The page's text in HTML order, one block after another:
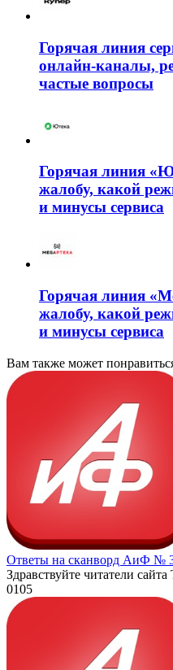
Горячая линия
онлайн-каналы,
частые вопросы
Горячая линия
жалобу, какой
и минусы сервиса
Горячая линия
жалобу, какой
и минусы сервиса
Вам также может
Ответы на сканворд АиФ №
Здравствуйте читатели
0105